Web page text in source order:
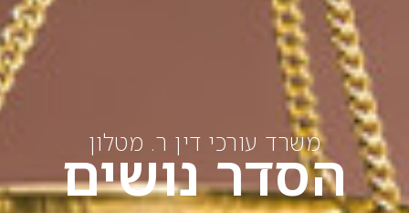
משרד עורכי דין ר. מטלון
הסדר נושים